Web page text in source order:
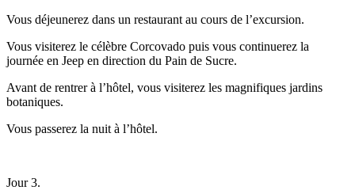
Vous déjeunerez dans un restaurant au cours de l’excursion.
Vous visiterez le célèbre Corcovado puis vous continuerez la
journée en Jeep en direction du Pain de Sucre.
Avant de rentrer à l’hôtel, vous visiterez les magnifiques jardins
botaniques.
Vous passerez la nuit à l’hôtel.
Jour 3.